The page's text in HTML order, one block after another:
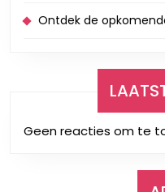
Ontdek de
Geen reacties om te